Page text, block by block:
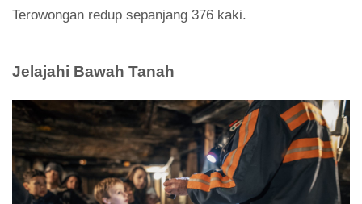
Terowongan redup sepanjang 376 kaki.
Jelajahi Bawah Tanah